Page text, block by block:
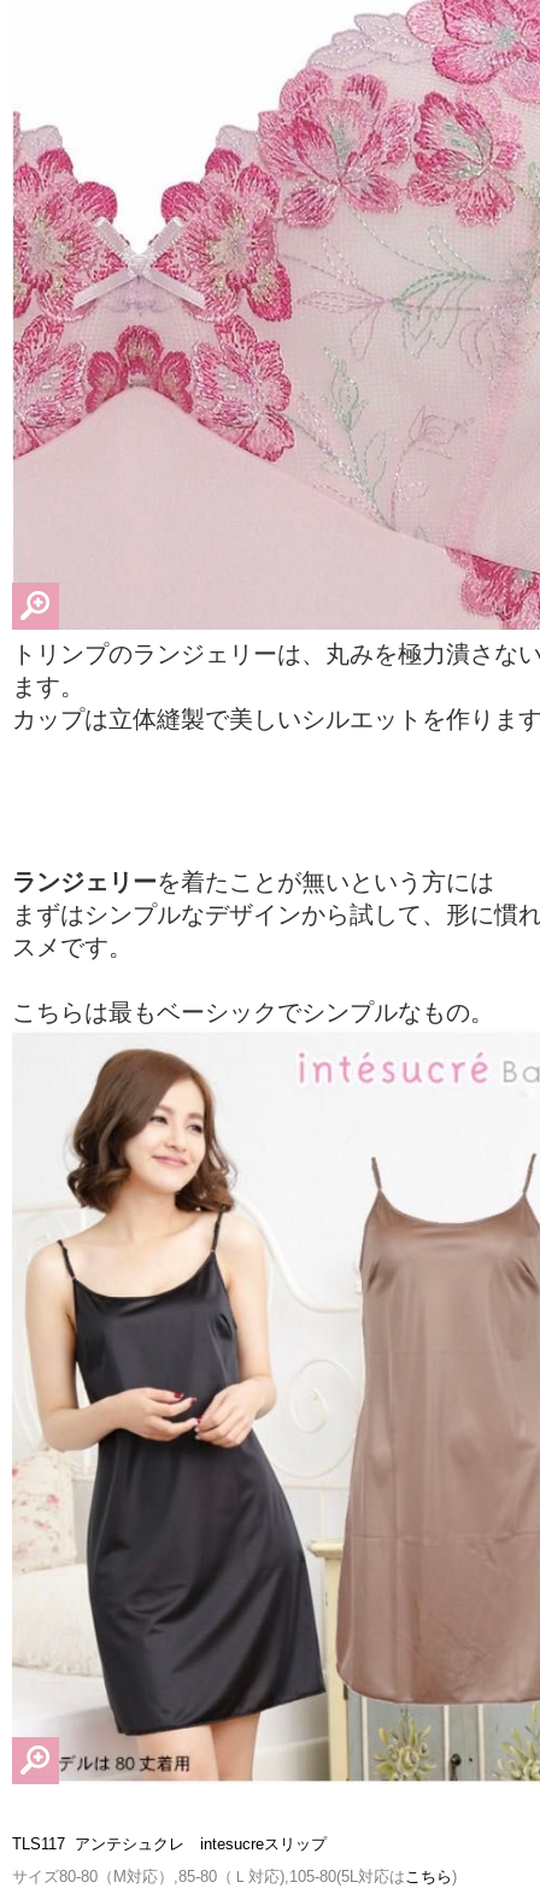
トリンプのランジェリーは、丸みを極力潰さな
ます。
カップは立体縫製で美しいシルエットを作りま
ランジェリーを着たことが無いという方には
まずはシンプルなデザインから試して、形に慣
スメです。
こちらは最もベーシックでシンプルなもの。
TLS117 アンテシュクレ intesucreスリップ
サイズ80-80（M対応）,85-80（Ｌ対応),105-80(5L対応はこちら)